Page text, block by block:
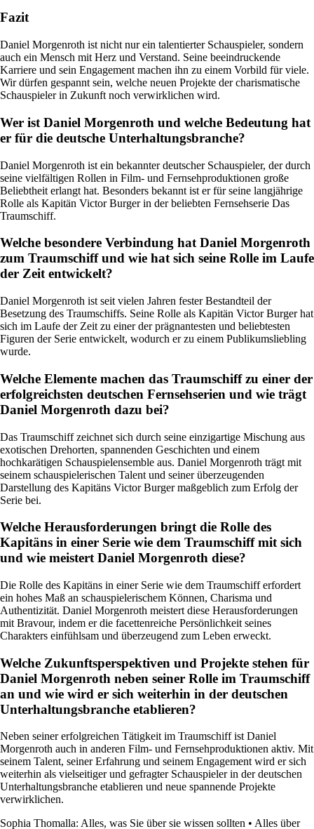
Fazit
Daniel Morgenroth ist nicht nur ein talentierter Schauspieler, sondern
auch ein Mensch mit Herz und Verstand. Seine beeindruckende
Karriere und sein Engagement machen ihn zu einem Vorbild für viele.
Wir dürfen gespannt sein, welche neuen Projekte der charismatische
Schauspieler in Zukunft noch verwirklichen wird.
Wer ist Daniel Morgenroth und welche Bedeutung hat
er für die deutsche Unterhaltungsbranche?
Daniel Morgenroth ist ein bekannter deutscher Schauspieler, der durch
seine vielfältigen Rollen in Film- und Fernsehproduktionen große
Beliebtheit erlangt hat. Besonders bekannt ist er für seine langjährige
Rolle als Kapitän Victor Burger in der beliebten Fernsehserie Das
Traumschiff.
Welche besondere Verbindung hat Daniel Morgenroth
zum Traumschiff und wie hat sich seine Rolle im Laufe
der Zeit entwickelt?
Daniel Morgenroth ist seit vielen Jahren fester Bestandteil der
Besetzung des Traumschiffs. Seine Rolle als Kapitän Victor Burger hat
sich im Laufe der Zeit zu einer der prägnantesten und beliebtesten
Figuren der Serie entwickelt, wodurch er zu einem Publikumsliebling
wurde.
Welche Elemente machen das Traumschiff zu einer der
erfolgreichsten deutschen Fernsehserien und wie trägt
Daniel Morgenroth dazu bei?
Das Traumschiff zeichnet sich durch seine einzigartige Mischung aus
exotischen Drehorten, spannenden Geschichten und einem
hochkarätigen Schauspielensemble aus. Daniel Morgenroth trägt mit
seinem schauspielerischen Talent und seiner überzeugenden
Darstellung des Kapitäns Victor Burger maßgeblich zum Erfolg der
Serie bei.
Welche Herausforderungen bringt die Rolle des
Kapitäns in einer Serie wie dem Traumschiff mit sich
und wie meistert Daniel Morgenroth diese?
Die Rolle des Kapitäns in einer Serie wie dem Traumschiff erfordert
ein hohes Maß an schauspielerischem Können, Charisma und
Authentizität. Daniel Morgenroth meistert diese Herausforderungen
mit Bravour, indem er die facettenreiche Persönlichkeit seines
Charakters einfühlsam und überzeugend zum Leben erweckt.
Welche Zukunftsperspektiven und Projekte stehen für
Daniel Morgenroth neben seiner Rolle im Traumschiff
an und wie wird er sich weiterhin in der deutschen
Unterhaltungsbranche etablieren?
Neben seiner erfolgreichen Tätigkeit im Traumschiff ist Daniel
Morgenroth auch in anderen Film- und Fernsehproduktionen aktiv. Mit
seinem Talent, seiner Erfahrung und seinem Engagement wird er sich
weiterhin als vielseitiger und gefragter Schauspieler in der deutschen
Unterhaltungsbranche etablieren und neue spannende Projekte
verwirklichen.
Sophia Thomalla: Alles, was Sie über sie wissen sollten • Alles über